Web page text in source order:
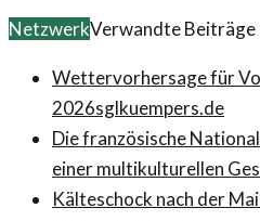
NetzwerkVerwandte Beiträge
Wettervorhersage für
2026sglkuempers.de
Die französische
einer multikulturellen
Kälteschock nach der